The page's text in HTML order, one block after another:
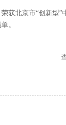
获北京市“创新型”
。